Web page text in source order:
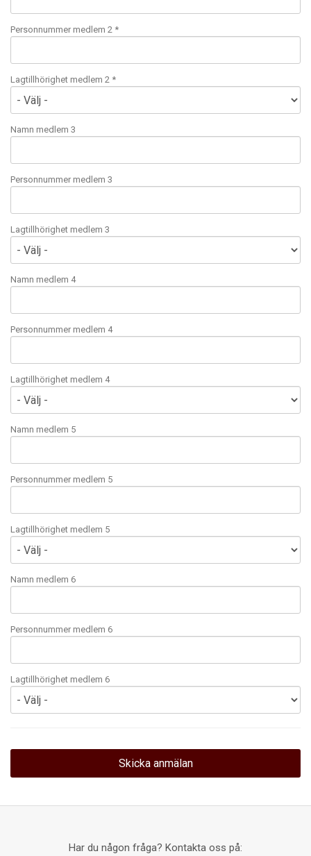
Personnummer medlem 2 *
Lagtillhörighet medlem 2 *
Namn medlem 3
Personnummer medlem 3
Lagtillhörighet medlem 3
Namn medlem 4
Personnummer medlem 4
Lagtillhörighet medlem 4
Namn medlem 5
Personnummer medlem 5
Lagtillhörighet medlem 5
Namn medlem 6
Personnummer medlem 6
Lagtillhörighet medlem 6
Har du någon fråga? Kontakta oss på: